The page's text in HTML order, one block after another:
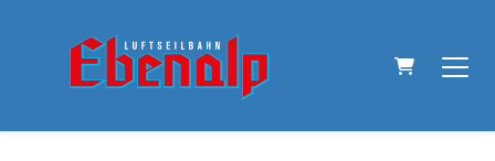
Warenkorb